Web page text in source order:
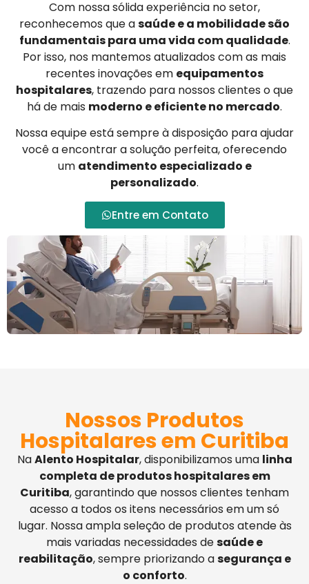
Com nossa sólida experiência no setor,
reconhecemos que asaúde e a mobilidade são
fundamentais para uma vida com qualidade.
Por isso, nos mantemos atualizados com as mais
recentes inovações em equipamentos
hospitalares, trazendo para nossos clientes o que
há de mais moderno e eficiente no mercado.
Nossa equipe está sempre à disposição para ajudar
você a encontrar a solução perfeita, oferecendo
um atendimento especializado e
personalizado.
Entre em Contato
Nossos Produtos
Hospitalares em Curitiba
NaAlento Hospitalar, disponibilizamos uma linha
completa de produtos hospitalares em
Curitiba, garantindo que nossos clientes tenham
acesso a todos os itens necessários em um só
lugar. Nossa ampla seleção de produtos atende às
mais variadas necessidades desaúde e
reabilitação, sempre priorizando asegurança e
o conforto.